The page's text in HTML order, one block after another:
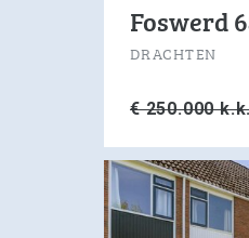
Foswerd
DRACHTEN
€ 250.000